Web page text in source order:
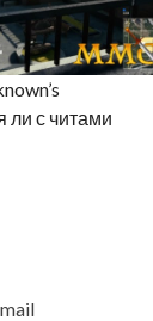
ли с читами